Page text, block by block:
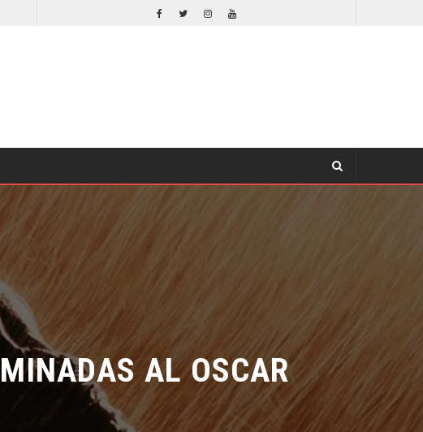
ORLANDO BLOOM AFIRMA HABER RECHAZADO SER BATMAN
AL OSCAR